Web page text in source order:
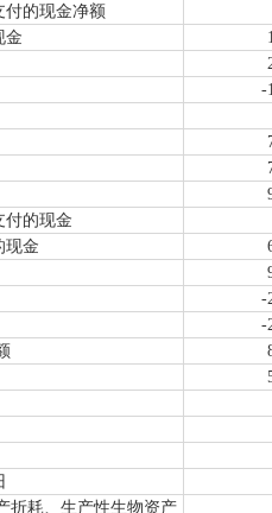
付的现金净额
金
-
付的现金
现金
-
-
折耗、生产性生物资产